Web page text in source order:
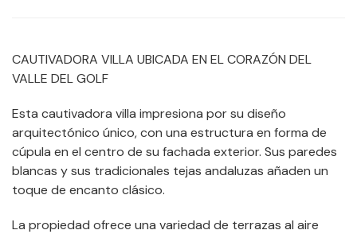
CAUTIVADORA VILLA UBICADA EN EL CORAZÓN DEL
VALLE DEL GOLF
Esta cautivadora villa impresiona por su diseño
arquitectónico único, con una estructura en forma de
cúpula en el centro de su fachada exterior. Sus paredes
blancas y sus tradicionales tejas andaluzas añaden un
toque de encanto clásico.
La propiedad ofrece una variedad de terrazas al aire